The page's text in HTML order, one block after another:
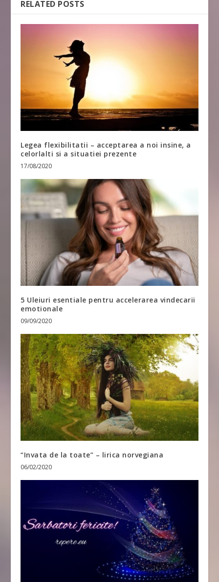
RELATED POSTS
Legea flexibilitatii – acceptarea a noi insine, a
celorlalti si a situatiei prezente
17/08/2020
5 Uleiuri esentiale pentru accelerarea vindecarii
emotionale
09/09/2020
“Invata de la toate” – lirica norvegiana
06/02/2020